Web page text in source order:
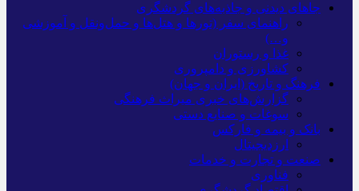
جاهای دیدنی و جاذبه‌های گردشگری
راهنمای سفر (تورها و هتل‌ها و حمل‌و‌نقل و آموزشی
و…)
غذا و رستوران
کشاورزی و دامپروری
فرهنگ و تاریخ (ایران و جهان)
گزارش‌های خبری میراث فرهنگی
سوغات و صنایع دستی
بانک و بیمه و فارکس
ارزدیجیتال
صنعت و تجارت و خدمات
فناوری